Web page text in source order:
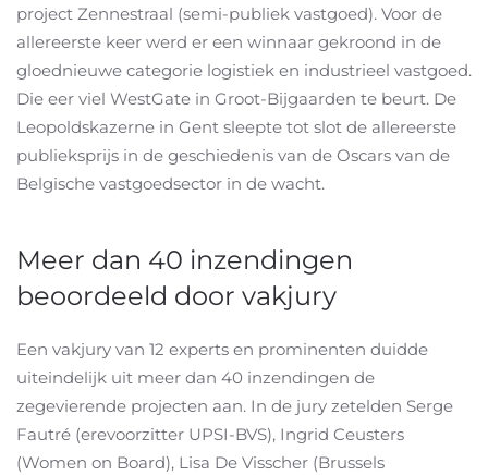
project Zennestraal (semi-publiek vastgoed). Voor de
allereerste keer werd er een winnaar gekroond in de
gloednieuwe categorie logistiek en industrieel vastgoed.
Die eer viel WestGate in Groot-Bijgaarden te beurt. De
Leopoldskazerne in Gent sleepte tot slot de allereerste
publieksprijs in de geschiedenis van de Oscars van de
Belgische vastgoedsector in de wacht.
Meer dan 40 inzendingen
beoordeeld door vakjury
Een vakjury van 12 experts en prominenten duidde
uiteindelijk uit meer dan 40 inzendingen de
zegevierende projecten aan. In de jury zetelden Serge
Fautré (erevoorzitter UPSI-BVS), Ingrid Ceusters
(Women on Board), Lisa De Visscher (Brussels